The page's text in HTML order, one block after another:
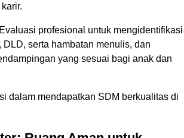
profesional untuk mengidentifikasi
serta hambatan menulis, dan
yang sesuai bagi anak dan
dalam mendapatkan SDM berkualitas di